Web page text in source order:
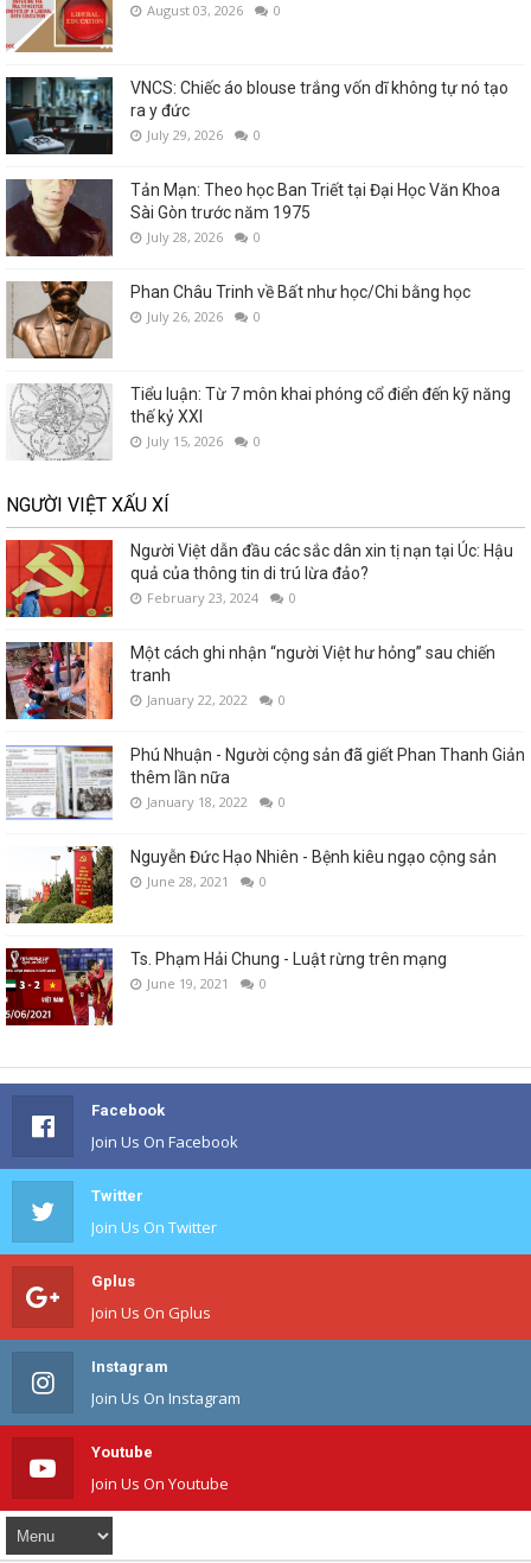
August 03, 2026 0
VNCS: Chiếc áo blouse trắng vốn dĩ không tự nó tạo
ra y đức
July 29, 2026 0
Tản Mạn: Theo học Ban Triết tại Đại Học Văn Khoa
Sài Gòn trước năm 1975
July 28, 2026 0
Phan Châu Trinh về Bất như học/Chi bằng học
July 26, 2026 0
Tiểu luận: Từ 7 môn khai phóng cổ điển đến kỹ năng
thế kỷ XXI
July 15, 2026 0
NGƯỜI VIỆT XẤU XÍ
Người Việt dẫn đầu các sắc dân xin tị nạn tại Úc: Hậu
quả của thông tin di trú lừa đảo?
February 23, 2024 0
Một cách ghi nhận “người Việt hư hỏng” sau chiến
tranh
January 22, 2022 0
Phú Nhuận - Người cộng sản đã giết Phan Thanh Giản
thêm lần nữa
January 18, 2022 0
Nguyễn Đức Hạo Nhiên - Bệnh kiêu ngạo cộng sản
June 28, 2021 0
Ts. Phạm Hải Chung - Luật rừng trên mạng
June 19, 2021 0
Facebook
Join Us On Facebook
Twitter
Join Us On Twitter
Gplus
Join Us On Gplus
Instagram
Join Us On Instagram
Youtube
Join Us On Youtube